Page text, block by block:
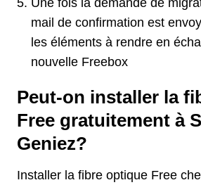
Une fois la demande de
mail de confirmation est
les éléments à rendre en
nouvelle Freebox
Peut-on installer la
Free gratuitement à
Geniez?
Installer la fibre optique Free